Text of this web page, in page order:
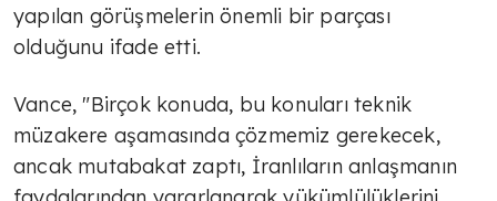
yapılan görüşmelerin önemli bir parçası
olduğunu ifade etti.
Vance, "Birçok konuda, bu konuları teknik
müzakere aşamasında çözmemiz gerekecek,
ancak mutabakat zaptı, İranlıların anlaşmanın